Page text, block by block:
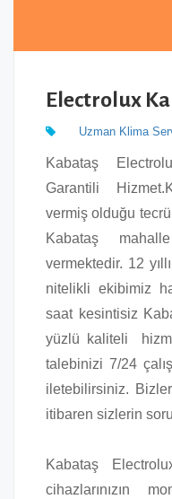
Electrolux
Uzman Klima
Kabataş
Garantili
vermiş olduğu
Kabataş
vermektedir. 12
nitelikli ekibimiz
saat kesintisiz
yüzlü kaliteli
talebinizi 7/24
iletebilirsiniz.
itibaren sizlerin
Kabataş
cihazlarınızın